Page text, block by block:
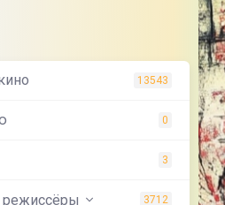
13543
0
3
3712